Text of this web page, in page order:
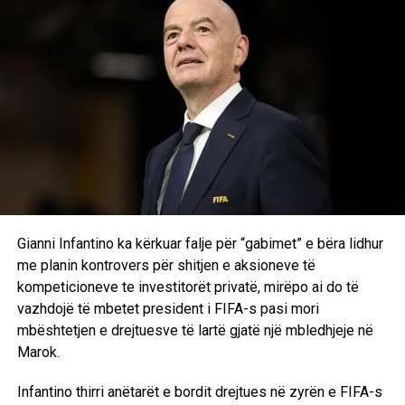
Megjithatë, drejtori ekzekutiv i Atletico Madridit, Miguel
Ángel Gil Marín, vazhdon të mbajë një qëndrim të prerë
kundër shitjes së sulmuesit, veçanërisht te një rival direkt
në La Liga. Drejtuesit e klubit madrilen e konsiderojnë
Alvarezin të pashitshëm dhe nuk janë të gatshëm të hyjnë
në bisedime me Barcelonën, pavarësisht ofertës
Në anën tjetër, drejtuesit katalanas besojnë se dëshira e
lojtarit për t’u transferuar mund të ndryshojë situatën dhe t’i
hapë rrugën negociatave.
Sipas raportimit, Deco pritet të kërkojë një takim me
Miguel Ángel Gil Marín gjatë ditëve në vijim. Ky takim mund
të jetë vendimtar për të ardhmen e transferimit, pasi
Barcelona do të vendosë nëse do të dorëzojë zyrtarisht
ofertën prej 115 milionë eurosh ose do të tërhiqet nga
Gianni Infantino ka kërkuar falje për “gabimet” e bëra lidhur
me planin kontrovers për shitjen e aksioneve të
kompeticioneve te investitorët privatë, mirëpo ai do të
vazhdojë të mbetet president i FIFA-s pasi mori
mbështetjen e drejtuesve të lartë gjatë një mbledhjeje në
Marok.
Infantino thirri anëtarët e bordit drejtues në zyrën e FIFA-s